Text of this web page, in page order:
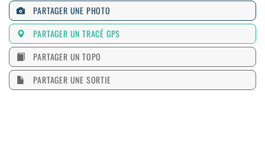
PARTAGER UNE PHOTO
PARTAGER UN TRACÉ GPS
PARTAGER UN TOPO
PARTAGER UNE SORTIE